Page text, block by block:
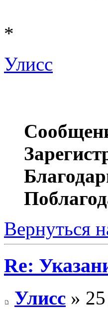
*
Улисс
Вернуться
Re:
Улисс »